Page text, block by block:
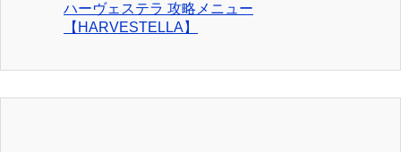
ハーヴェステラ 攻略メニュー
【HARVESTELLA】